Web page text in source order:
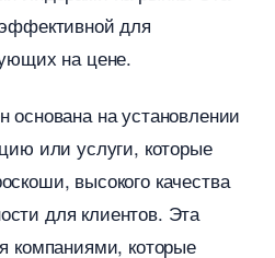
для
на цене.​
основана на установлении
или услуги, которые
высокого качества
для клиентов.​ Эта
компаниями, которые